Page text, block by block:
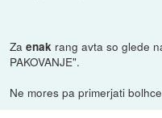
Zaenak rang avta so glede
PAKOVANJE".
Ne mores pa primerjati